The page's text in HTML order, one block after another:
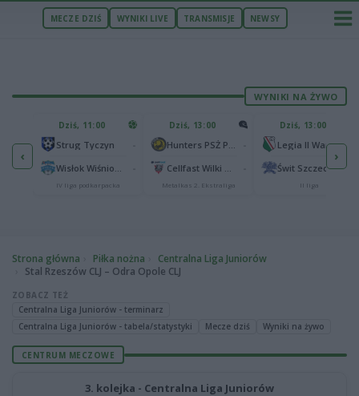
MECZE DZIŚ WYNIKI LIVE TRANSMISJE NEWSY
WYNIKI NA ŻYWO
‹
Podbeskidzie Bielsko-Biała2
2
Dziś, 11:00
Strug Tyczyn
IV liga podkarpacka
Dziś, 13:00
Metalkas 2. Ekstraliga
Dziś, 13:00
Legia II Warszawa
Świt Szczecin
II liga
›
Strona główna Piłka nożna
Centralna Liga Juniorów
Stal Rzeszów CLJ – Odra Opole CLJ
ZOBACZ TEŻ
Centralna Liga Juniorów - terminarz
Centralna Liga Juniorów - tabela/statystyki
Mecze dziś Wyniki na żywo
CENTRUM MECZOWE
3. kolejka - Centralna Liga Juniorów